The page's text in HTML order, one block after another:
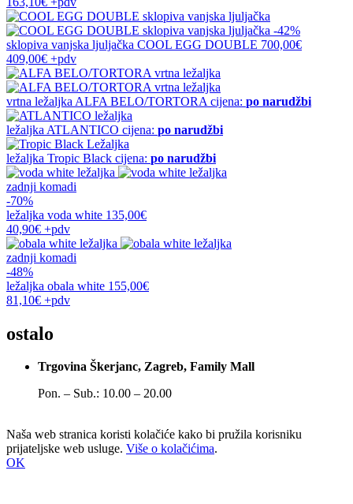
-42%
sklopiva vanjska ljuljačka COOL EGG DOUBLE 700,00€
409,00€ +pdv
vrtna ležaljka ALFA BELO/TORTORA cijena: po narudžbi
ležaljka ATLANTICO cijena: po narudžbi
ležaljka Tropic Black cijena: po narudžbi
zadnji komadi
-70%
ležaljka voda white 135,00€
40,90€ +pdv
zadnji komadi
-48%
ležaljka obala white 155,00€
81,10€ +pdv
ostalo
Trgovina Škerjanc, Zagreb, Family Mall
Pon. – Sub.: 10.00 – 20.00
Naša web stranica koristi kolačiće kako bi pružila korisniku
prijateljske web usluge. Više o kolačićima.
OK